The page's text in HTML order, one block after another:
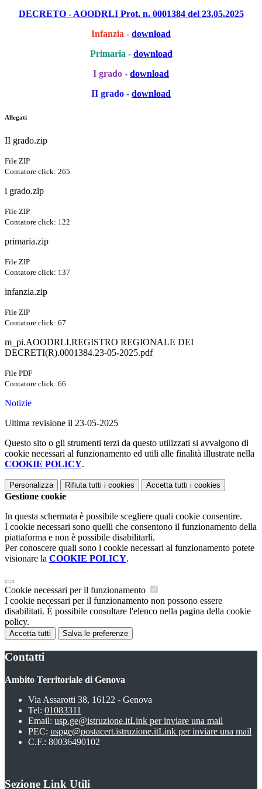
DECRETO - AOODRLI Prot. n. 0001384 del 23.05.2025
Infanzia - download
Primaria - download
I grado - download
II grado - download
Allegati
II grado.zip
File ZIP
Contatore click: 265
i grado.zip
File ZIP
Contatore click: 122
primaria.zip
File ZIP
Contatore click: 137
infanzia.zip
File ZIP
Contatore click: 67
m_pi.AOODRLI.REGISTRO REGIONALE DEI
DECRETI(R).0001384.23-05-2025.pdf
File PDF
Contatore click: 66
Notizie
Ultima revisione il 23-05-2025
Questo sito o gli strumenti terzi da questo utilizzati si avvalgono di
cookie necessari al funzionamento ed utili alle finalità illustrate nella
COOKIE POLICY.
Personalizza Rifiuta tutti i cookies Accetta tutti i cookies
Gestione cookie
In questa schermata è possibile scegliere quali cookie consentire.
I cookie necessari sono quelli che consentono il funzionamento della
piattaforma e non è possibile disabilitarli.
Per conoscere quali sono i cookie necessari al funzionamento potete
visionare la COOKIE POLICY.
Cookie necessari per il funzionamento
I cookie necessari per il funzionamento non possono essere
disabilitati. È possibile consultare l'elenco nella pagina della cookie
policy.
Accetta tutti Salva le preferenze
Contatti
Ambito Territoriale di Genova
Via Assarotti 38, 16122 - Genova
Tel: 01083311
Email: usp.ge@istruzione.itLink per inviare una mail
PEC: uspge@postacert.istruzione.itLink per inviare una mail
C.F.: 80036490102
Sezione Link Utili